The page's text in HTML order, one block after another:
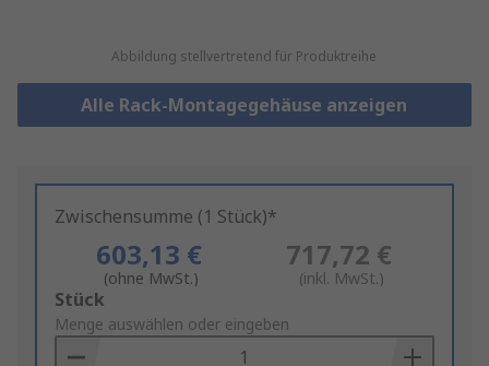
Abbildung stellvertretend für Produktreihe
Alle Rack-Montagegehäuse anzeigen
Zwischensumme (1 Stück)*
603,13 €
(ohne MwSt.)
717,72 €
(inkl. MwSt.)
Add
to
Basket
Stück
Menge auswählen oder eingeben